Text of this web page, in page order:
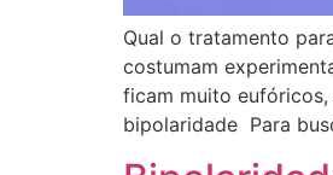
Qual o tratamento
costumam
ficam muito
bipolaridade Para